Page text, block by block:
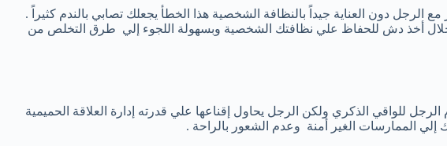
الرجل دون العناية جيداً بالنظافة الشخصية هذا الخطأ يجعلك تصابي بالندم كثيراً .
أخذ دش للحفاظ علي نظافتك الشخصية وبسهولة اللجوء إلي طرق التخلص من
للواقي الذكري ولكن الرجل يحاول إقناعها علي قدرته إدارة العلاقة الحميمية
إلي الممارسات الغير أمنة وعدم الشعور بالراحة .